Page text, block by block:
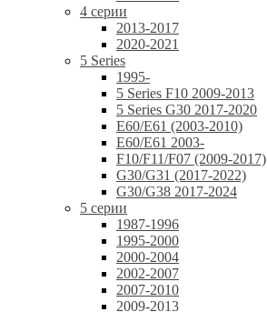
4 серии
2013-2017
2020-2021
5 Series
1995-
5 Series F10 2009-2013
5 Series G30 2017-2020
E60/E61 (2003-2010)
E60/E61 2003-
F10/F11/F07 (2009-2017)
G30/G31 (2017-2022)
G30/G38 2017-2024
5 серии
1987-1996
1995-2000
2000-2004
2002-2007
2007-2010
2009-2013